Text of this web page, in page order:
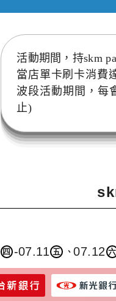
活動期間，持skm
當店單卡刷卡消費
波段活動期間，每
止)
四 -07.11 五 、07.12 六